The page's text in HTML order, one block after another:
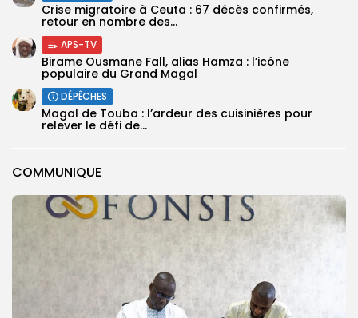
COMMUNIQUE
Crise migratoire à Ceuta : 67 décès confirmés,
retour en nombre des...
APS-TV
Birame Ousmane Fall, alias Hamza : l’icône
populaire du Grand Magal
DÉPÊCHES
Magal de Touba : l’ardeur des cuisinières pour
relever le défi de...